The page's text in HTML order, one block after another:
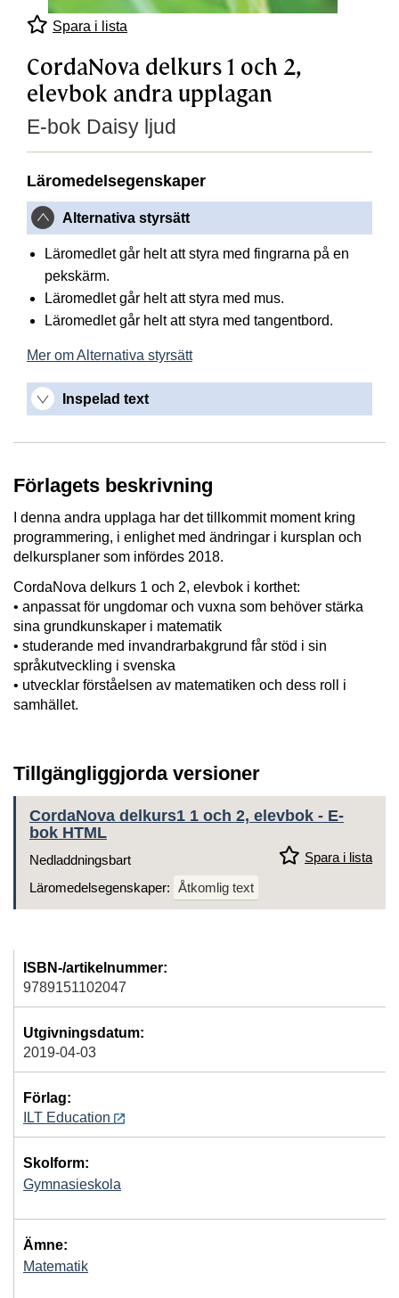
Spara i lista
CordaNova delkurs 1 och 2,
elevbok andra upplagan
E-bok Daisy ljud
Läromedelsegenskaper
Alternativa styrsätt
Läromedlet går helt att styra med fingrarna på en
pekskärm.
Läromedlet går helt att styra med mus.
Läromedlet går helt att styra med tangentbord.
Mer om Alternativa styrsätt
Inspelad text
Förlagets beskrivning
I denna andra upplaga har det tillkommit moment kring
programmering, i enlighet med ändringar i kursplan och
delkursplaner som infördes 2018.
CordaNova delkurs 1 och 2, elevbok i korthet:
• anpassat för ungdomar och vuxna som behöver stärka
sina grundkunskaper i matematik
• studerande med invandrarbakgrund får stöd i sin
språkutveckling i svenska
• utvecklar förståelsen av matematiken och dess roll i
samhället.
Tillgängliggjorda versioner
CordaNova delkurs1 1 och 2, elevbok - E-
bok HTML
Spara i lista
Nedladdningsbart
Läromedelsegenskaper: Åtkomlig text
ISBN-/artikelnummer:
9789151102047
Utgivningsdatum:
2019-04-03
Förlag:
ILT Education
Skolform:
Gymnasieskola
Ämne:
Matematik